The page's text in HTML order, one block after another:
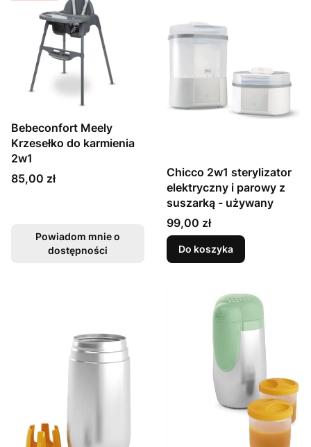
Bebeconfort Meely
Krzesełko do karmienia
2w1
Cena
85,00 zł
Powiadom mnie o
dostępności
Chicco 2w1 sterylizator
elektryczny i parowy z
suszarką - używany
Cena
99,00 zł
Do koszyka